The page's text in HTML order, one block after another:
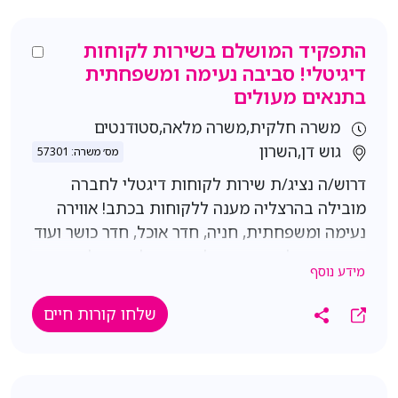
נוספות בתחום לפי הנחיות המנהלת הישירה וצרכי
הארגון. תנאים: ארבעה ימים 9:00-18:00 יום עבודה
אחד 9:00-16:00 מיקום - ת"א נא לציין ציפיות
לנסיעות בין הסניפים בחיפה ובירושלים
התפקיד המושלם בשירות לקוחות
דיגיטלי! סביבה נעימה ומשפחתית
בתנאים מעולים
משרה חלקית,משרה מלאה,סטודנטים
גוש דן,השרון
מס׳ משרה: 57301
דרוש/ה נציג/ת שירות לקוחות דיגטלי לחברה
מובילה בהרצליה מענה ללקוחות בכתב! אווירה
נעימה ומשפחתית, חניה, חדר אוכל, חדר כושר ועוד
הורה או למשרת סטודנט תיאור התפקיד: מענה
בכתב ללקוחות הפונים בערוצים
הדיגיטליים, עבודה בסביבה דינמית ומאתגרת,
מידע נוסף
שלחו קורות חיים